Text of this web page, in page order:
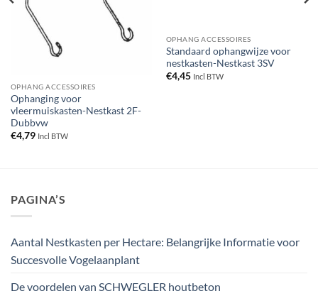
OPHANG ACCESSOIRES
Ophanging voor
vleermuiskasten-Nestkast 2F-
Dubbvw
€4,79 Incl BTW
OPHANG ACCESSOIRES
Standaard ophangwijze voor
nestkasten-Nestkast 3SV
€4,45 Incl BTW
PAGINA’S
Aantal Nestkasten per Hectare: Belangrijke Informatie voor
Succesvolle Vogelaanplant
De voordelen van SCHWEGLER houtbeton